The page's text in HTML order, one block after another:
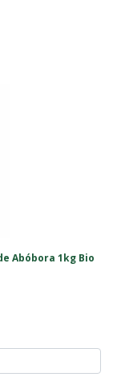
Abóbora 1kg Bio